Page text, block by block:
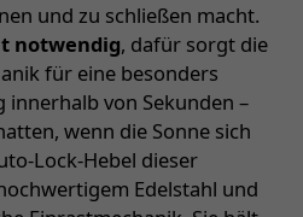
und zu schließen macht.
notwendig, dafür sorgt die
für eine besonders
von Sekunden –
wenn die Sonne sich
Lock-Hebel dieser
Edelstahl und